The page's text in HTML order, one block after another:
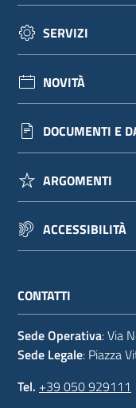
SERVIZI
NOVITÀ
DOCUMENTI E
ARGOMENTI
ACCESSIBILITÀ
CONTATTI
Sede Operativa: Via
Sede Legale: Piazza
Tel. +39 050 929111